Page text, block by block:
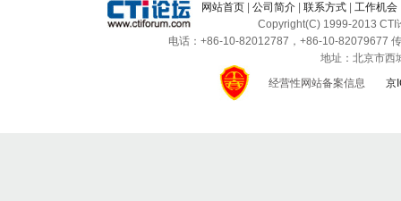
网站首页 公司简介 联系方式 工作机会
Copyright(C) 1999-2013 CTI
电话：+86-10-82012787，+86-10-82079677
地址：北京市西
经营性网站备案信息
京